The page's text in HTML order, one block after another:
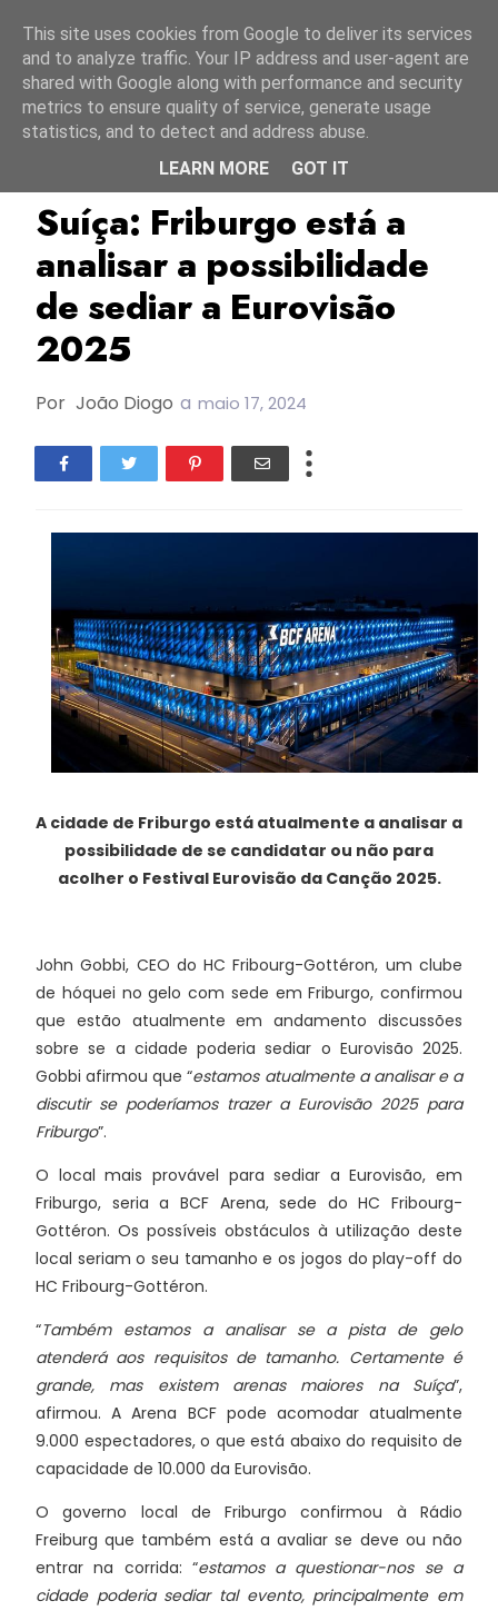
Suíça TOP
Suíça: Friburgo está a
analisar a possibilidade
de sediar a Eurovisão
2025
Por João Diogo a maio 17, 2024
A cidade de Friburgo está atualmente a analisar a
possibilidade de se candidatar ou não para
acolher o Festival Eurovisão da Canção 2025.
John Gobbi, CEO do HC Fribourg-Gottéron, um clube
de hóquei no gelo com sede em Friburgo, confirmou
que estão atualmente em andamento discussões
sobre se a cidade poderia sediar o Eurovisão 2025.
Gobbi afirmou que “estamos atualmente a analisar e a
discutir se poderíamos trazer a Eurovisão 2025 para
Friburgo”.
O local mais provável para sediar a Eurovisão, em
Friburgo, seria a BCF Arena, sede do HC Fribourg-
Gottéron. Os possíveis obstáculos à utilização deste
local seriam o seu tamanho e os jogos do play-off do
HC Fribourg-Gottéron.
“Também estamos a analisar se a pista de gelo
atenderá aos requisitos de tamanho. Certamente é
grande, mas existem arenas maiores na Suíça”,
afirmou. A Arena BCF pode acomodar atualmente
9.000 espectadores, o que está abaixo do requisito de
capacidade de 10.000 da Eurovisão.
O governo local de Friburgo confirmou à Rádio
Freiburg que também está a avaliar se deve ou não
entrar na corrida: “estamos a questionar-nos se a
cidade poderia sediar tal evento, principalmente em
This site uses cookies from Google to deliver its services
and to analyze traffic. Your IP address and user-agent are
shared with Google along with performance and security
metrics to ensure quality of service, generate usage
statistics, and to detect and address abuse.
LEARN MORE
GOT IT